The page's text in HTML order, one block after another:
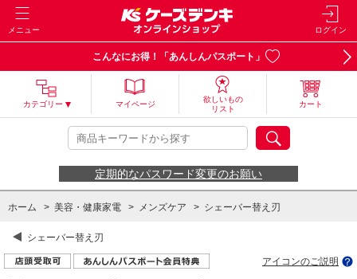
メニュー ログイン
こんなにお得！「あんしんパスポート」
カテゴリー マイページ
欲しいもの
リスト
カート
定期的なパスワード変更のお願い
ホーム > 美容・健康家電 > メンズケア > シェーバー替え刃
シェーバー替え刃
アイコンのご説明